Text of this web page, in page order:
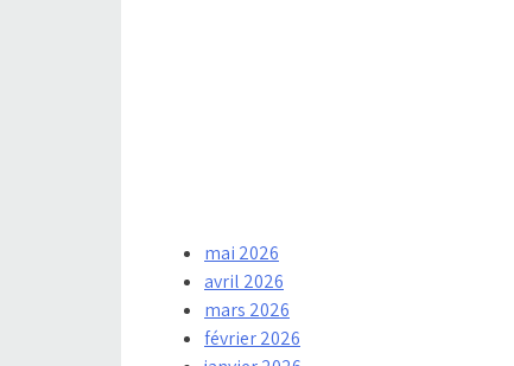
mai 2026
avril 2026
mars 2026
février 2026